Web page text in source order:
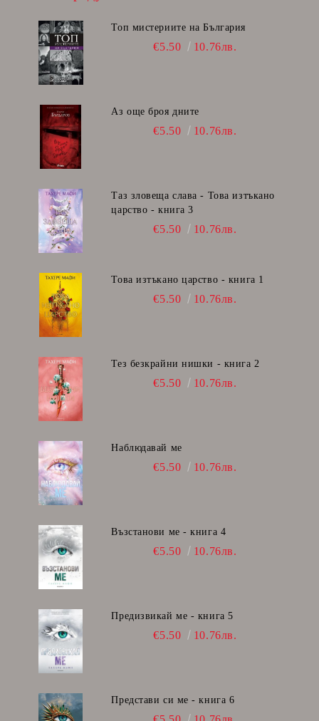
Топ мистериите на България
€5.50 10.76лв.
Аз още броя дните
€5.50 10.76лв.
Таз зловеща слава - Това изтъкано
царство - книга 3
€5.50 10.76лв.
Това изтъкано царство - книга 1
€5.50 10.76лв.
Тез безкрайни нишки - книга 2
€5.50 10.76лв.
Наблюдавай ме
€5.50 10.76лв.
Възстанови ме - книга 4
€5.50 10.76лв.
Предизвикай ме - книга 5
€5.50 10.76лв.
Представи си ме - книга 6